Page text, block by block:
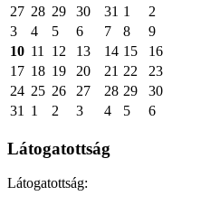
27 28 29 30 31 1
2
3
4 5 6 7 8
9
10 11 12 13 14 15
16
17 18 19 20 21 22
23
24 25 26 27 28 29
30
31
1 2 3 4 5 6
Látogatottság
Látogatottság: